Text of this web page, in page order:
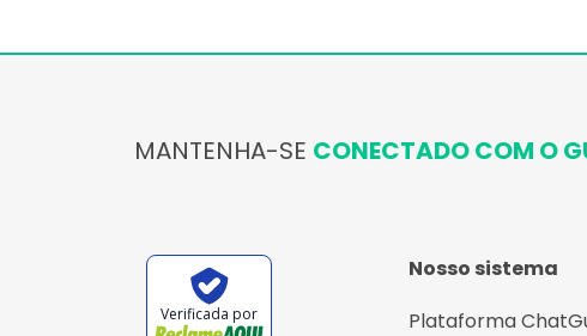
MANTENHA-SE CONECTADO COM O
Verificada por
Nosso sistema
Plataforma